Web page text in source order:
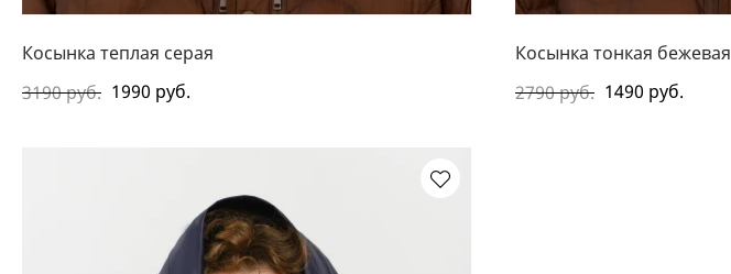
Косынка теплая серая
3190 руб. 1990 руб.
Косынка тонкая бежевая
2790 руб. 1490 руб.